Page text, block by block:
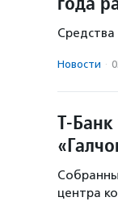
Новости ·
Т-
центра